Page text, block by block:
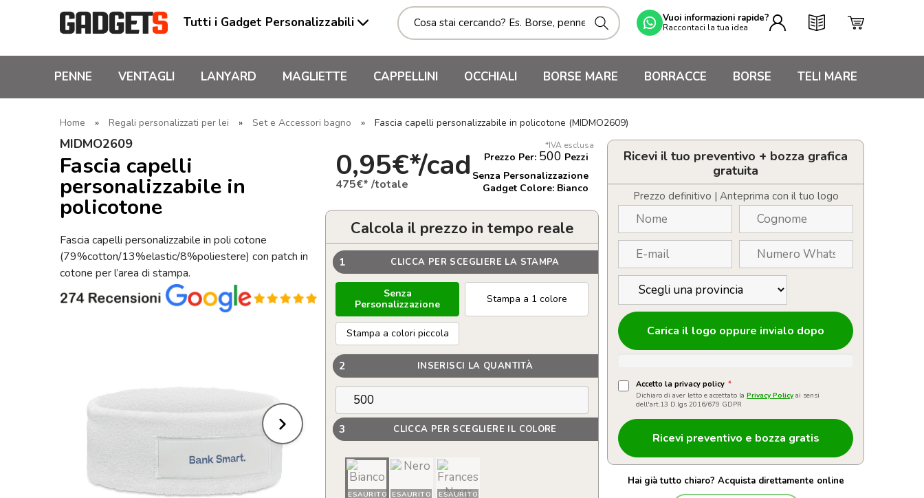
Tutti i Gadget Personalizzabili Vuoi informazioni rapide?
Raccontaci la tua idea
PENNE VENTAGLI LANYARD MAGLIETTE CAPPELLINI OCCHIALI BORSE MARE BORRACCE BORSE TELI MARE
Home » Regali personalizzati per lei » Set e Accessori bagno » Fascia capelli personalizzabile in policotone (MIDMO2609)
MIDMO2609
Fascia capelli
personalizzabile in
policotone
Fascia capelli personalizzabile in poli cotone
(79%cotton/13%elastic/8%poliestere) con patch in
cotone per l’area di stampa.
*IVA esclusa
0,95€*/cad
475€* /totale
Prezzo Per: 500 Pezzi
Senza Personalizzazione
Gadget Colore: Bianco
Calcola il prezzo in tempo reale
1 CLICCA PER SCEGLIERE LA STAMPA
Senza
Personalizzazione
Stampa a 1 colore
Stampa a colori piccola
2 INSERISCI LA QUANTITÀ
3 CLICCA PER SCEGLIERE IL COLORE
ESAURITO ESAURITO ESAURITO
Ricevi il tuo preventivo + bozza grafica
gratuita
Prezzo definitivo | Anteprima con il tuo logo
Carica il logo oppure invialo dopo
Accetto la privacy policy *
Dichiaro di aver letto e accettato la Privacy Policy ai sensi
dell'art.13 D.lgs 2016/679 GDPR
Hai già tutto chiaro? Acquista direttamente online